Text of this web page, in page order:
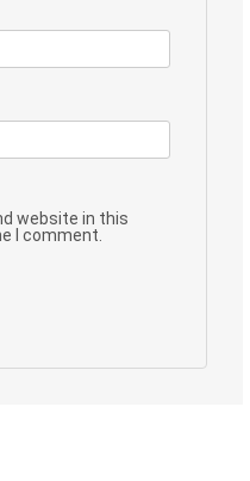
website in this
I comment.